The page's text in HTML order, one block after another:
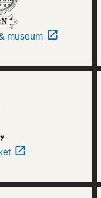
museum